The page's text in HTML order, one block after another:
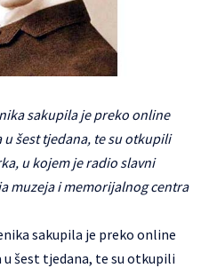
sakupila je preko online
šest tjedana, te su otkupili
u kojem je radio slavni
muzeja i memorijalnog centra
sakupila je preko online
šest tjedana, te su otkupili